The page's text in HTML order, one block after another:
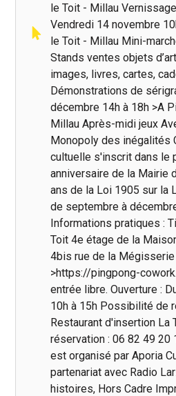
le Toit - Millau
Vendredi 14 novembre
le Toit - Millau Mini-
Stands ventes objets
images, livres, cartes,
Démonstrations de
décembre 14h à 18h >A
Millau Après-midi jeux
Monopoly des inégalités
cultuelle s'inscrit dans le
anniversaire de la Mairie
ans de la Loi 1905 sur la
de septembre à
Informations pratiques :
Toit 4e étage de la
4bis rue de la
>https://pingpong-
entrée libre. Ouverture :
10h à 15h Possibilité de
Restaurant d'insertion La
réservation : 06 82 49 20
est organisé par Aporia
partenariat avec Radio
histoires, Hors Cadre